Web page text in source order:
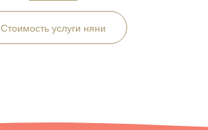
Стоимость услуги няни